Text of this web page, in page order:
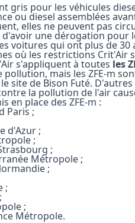
gris pour les véhicules
ou diesel assemblées
elles ne peuvent pas
une dérogation pour
voitures qui ont plus de 30
où les restrictions Crit'Air
s'appliquent à toutes les
mais les ZFE-m
site de Bison Futé.
la pollution de l'air
en place des ZFE-m :
Paris ;
d'Azur ;
;
;
Métropole ;
;
;
;
Métropole.